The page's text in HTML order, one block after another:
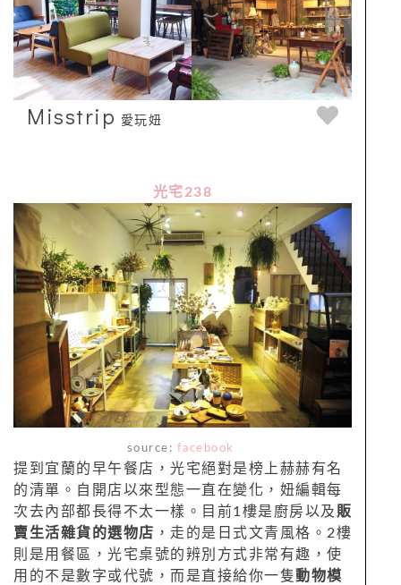
Misstrip 愛玩妞
光宅238
source: facebook
提到宜蘭的早午餐店，光宅絕對是榜上赫赫有名
的清單。自開店以來型態一直在變化，妞編輯每
次去內部都長得不太一樣。目前1樓是廚房以及 販
賣生活雜貨的選物店 ，走的是日式文青風格。2樓
則是用餐區，光宅桌號的辨別方式非常有趣，使
用的不是數字或代號，而是直接給你一隻動物模